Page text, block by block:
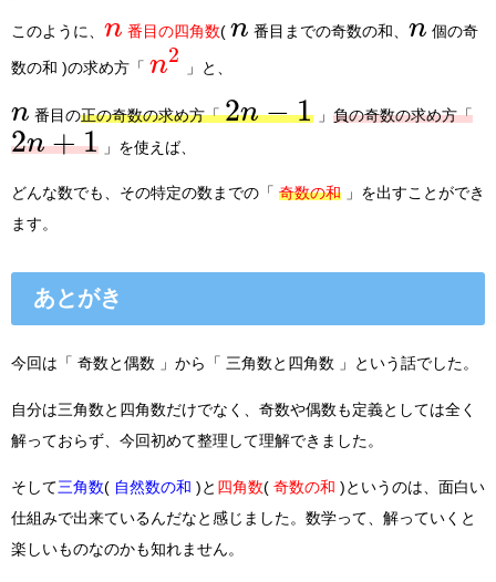
このように、 n 番目の四角数(n 番目までの奇数の和、n 個の奇
数の和 )の求め方「 n2
」と、
n 番目の正の奇数の求め方「2n −1」 負の奇数の求め方「
2n +1 」を使えば、
どんな数でも、その特定の数までの「 奇数の和 」を出すことができ
ます。
あとがき
今回は「 奇数と偶数 」から「 三角数と四角数 」という話でした。
自分は三角数と四角数だけでなく、奇数や偶数も定義としては全く
解っておらず、今回初めて整理して理解できました。
そして三角数( 自然数の和 )と 四角数( 奇数の和 )というのは、面白い
仕組みで出来ているんだなと感じました。数学って、解っていくと
楽しいものなのかも知れません。